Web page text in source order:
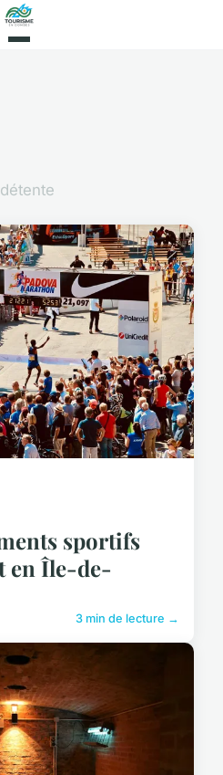
sportifs
en Île-de-
3 min de lecture →